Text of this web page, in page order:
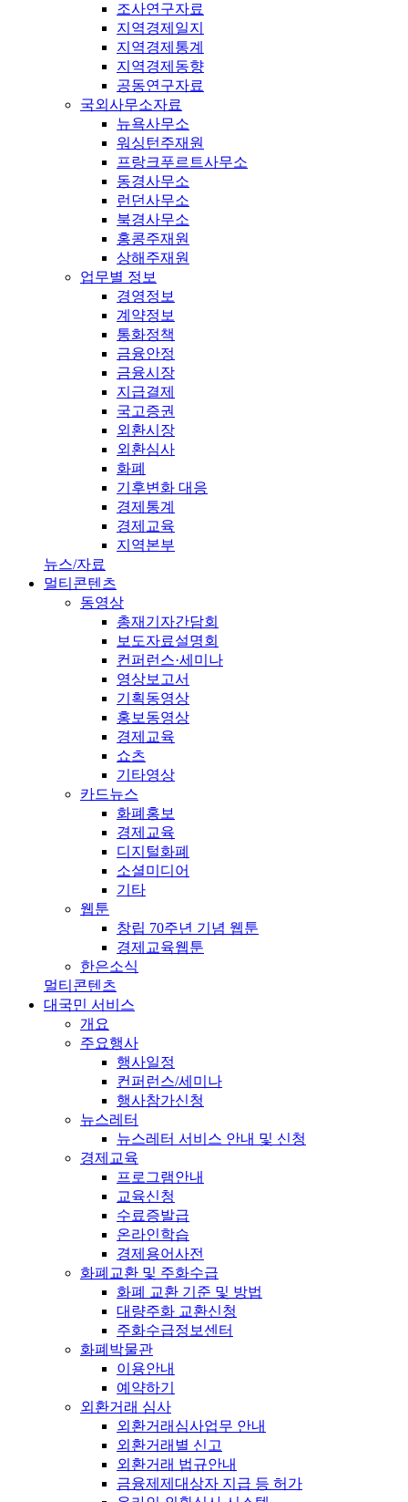
조사연구자료
지역경제일지
지역경제통계
지역경제동향
공동연구자료
국외사무소자료
뉴욕사무소
워싱턴주재원
프랑크푸르트사무소
동경사무소
런던사무소
북경사무소
홍콩주재원
상해주재원
업무별 정보
경영정보
계약정보
통화정책
금융안정
금융시장
지급결제
국고증권
외환시장
외환심사
화폐
기후변화 대응
경제통계
경제교육
지역본부
뉴스/자료
멀티콘텐츠
동영상
총재기자간담회
보도자료설명회
컨퍼런스·세미나
영상보고서
기획동영상
홍보동영상
경제교육
쇼츠
기타영상
카드뉴스
화폐홍보
경제교육
디지털화폐
소셜미디어
기타
웹툰
창립 70주년 기념 웹툰
경제교육웹툰
한은소식
멀티콘텐츠
대국민 서비스
개요
주요행사
행사일정
컨퍼런스/세미나
행사참가신청
뉴스레터
뉴스레터 서비스 안내 및 신청
경제교육
프로그램안내
교육신청
수료증발급
온라인학습
경제용어사전
화폐교환 및 주화수급
화폐 교환 기준 및 방법
대량주화 교환신청
주화수급정보센터
화폐박물관
이용안내
예약하기
외환거래 심사
외환거래심사업무 안내
외환거래별 신고
외환거래 법규안내
금융제제대상자 지급 등 허가